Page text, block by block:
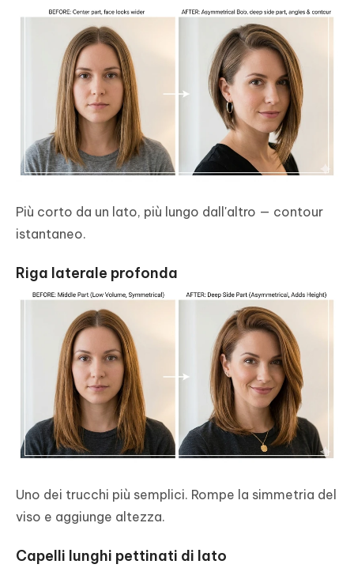
Più corto da un lato, più lungo dall'altro — contour
istantaneo.
Riga laterale profonda
Uno dei trucchi più semplici. Rompe la simmetria del
viso e aggiunge altezza.
Capelli lunghi pettinati di lato